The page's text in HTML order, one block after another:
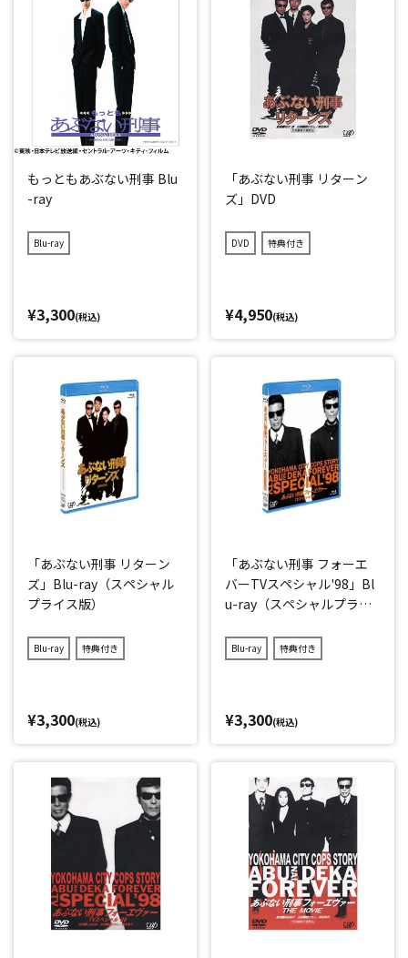
もっともあぶない刑事 Blu
-ray
Blu-ray
¥3,300(税込)
「あぶない刑事 リターン
ズ」DVD
DVD 特典付き
¥4,950(税込)
「あぶない刑事 リターン
ズ」Blu-ray（スペシャル
プライス版）
Blu-ray 特典付き
¥3,300(税込)
「あぶない刑事 フォーエ
バーTVスペシャル'98」Bl
u-ray（スペシャルプライ
Blu-ray 特典付き
¥3,300(税込)